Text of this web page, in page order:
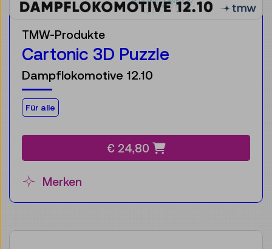
TMW-Produkte
Cartonic 3D Puzzle
Dampflokomotive 12.10
Für die Zielgruppe:
Für alle
€ 24,80
Merken